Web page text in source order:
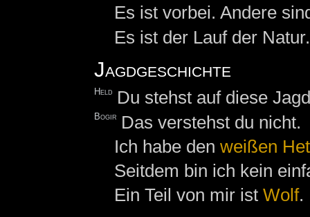
Es ist vorbei. Andere
Es ist der Lauf der
Jagdgeschichte
Held Du stehst auf diese
Bogir
Das verstehst du nicht.
Ich habe den weißen
Seitdem bin ich kein
Ein Teil von mir ist Wolf.